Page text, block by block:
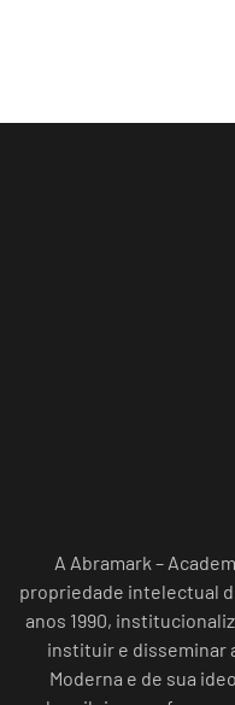
A Abramark –
propriedade intelectual
anos 1990,
instituir e disseminar
Moderna e de sua